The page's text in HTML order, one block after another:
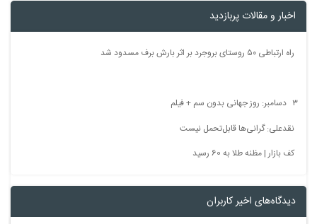
اخبار و مقالات پربازدید
راه ارتباطی ۵۰ روستای بروجرد بر اثر بارش برف مسدود شد
نقدعلی: گرانی‌ها قابل‌تحمل نیست
کف بازار | مظنه طلا به 60 رسید
دیدگاه‌های اخیر کاربران